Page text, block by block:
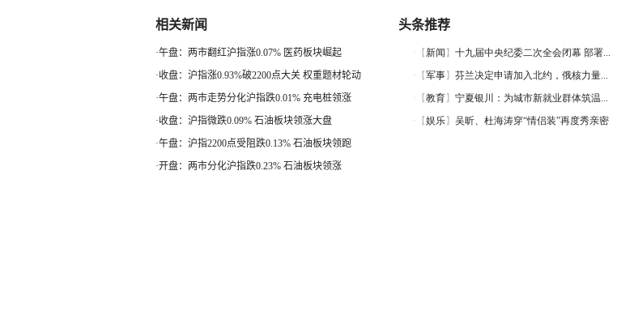
相关新闻
·午盘：两市翻红沪指涨0.07% 医药板块崛起
·收盘：沪指涨0.93%破2200点大关 权重题材轮动
·午盘：两市走势分化沪指跌0.01% 充电桩领涨
·收盘：沪指微跌0.09% 石油板块领涨大盘
·午盘：沪指2200点受阻跌0.13% 石油板块领跑
·开盘：两市分化沪指跌0.23% 石油板块领涨
头条推荐